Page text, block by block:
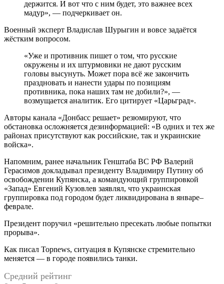
держится. И вот что с ним будет, это важнее всех
мадур», — подчеркивает он.
Военный эксперт Владислав Шурыгин и вовсе задаётся
жёстким вопросом.
«Уже и противник пишет о том, что русские
окружены и их штурмовики не дают русским
головы высунуть. Может пора всё же закончить
праздновать и нанести удары по позициям
противника, пока наших там не добили?», —
возмущается аналитик. Его цитирует «Царьград».
Авторы канала «Донбасс решает» резюмируют, что
обстановка осложняется дезинформацией: «В одних и тех же
районах присутствуют как российские, так и украинские
войска».
Напомним, ранее начальник Генштаба ВС РФ Валерий
Герасимов докладывал президенту Владимиру Путину об
освобождении Купянска, а командующий группировкой
«Запад» Евгений Кузовлев заявлял, что украинская
группировка под городом будет ликвидирована в январе–
феврале.
Президент поручил «решительно пресекать любые попытки
прорыва».
Как писал Topnews, ситуация в Купянске стремительно
меняется — в городе появились танки.
Средний рейтинг